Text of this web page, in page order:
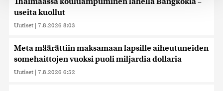
tukemiseen ja kävijämäärämme analysoimiseen. Lisäksi
jaamme sosiaalisen median, mainosalan ja analytiikka-
alan kumppaneillemme tietoja siitä, miten käytät
tietoja muihin tietoihin, joita olet antanut heille tai joita on
kerätty, kun olet käyttänyt heidän palvelujaan. Tietoja
saatetaan myös siirtää ulkomaille.
useita kuollut
Uutiset | 7.8.2026 8:03
Meta määrättiin maksamaan lapsille aiheutuneiden
somehaittojen vuoksi puoli miljardia dollaria
Uutiset | 7.8.2026 6:52